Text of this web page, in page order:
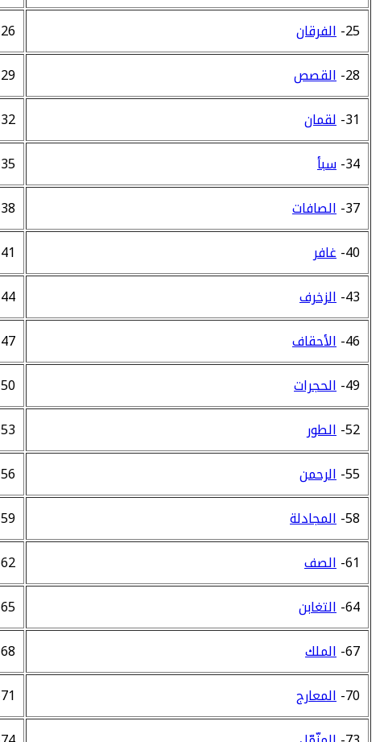
25- الفرقان 26-
28- القصص 29-
31- لقمان 32-
34- سبأ 35-
37- الصافات 38-
40- غافر 41-
43- الزخرف 44-
46- الأحقاف 47-
49- الحجرات 50-
52- الطور 53-
55- الرحمن 56-
58- المجادلة 59-
61- الصف 62-
64- التغابن 65-
67- الملك 68-
70- المعارج 71-